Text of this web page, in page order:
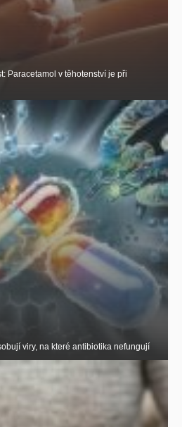
Paracetamol v těhotenství je při
viry, na které antibiotika nefungují